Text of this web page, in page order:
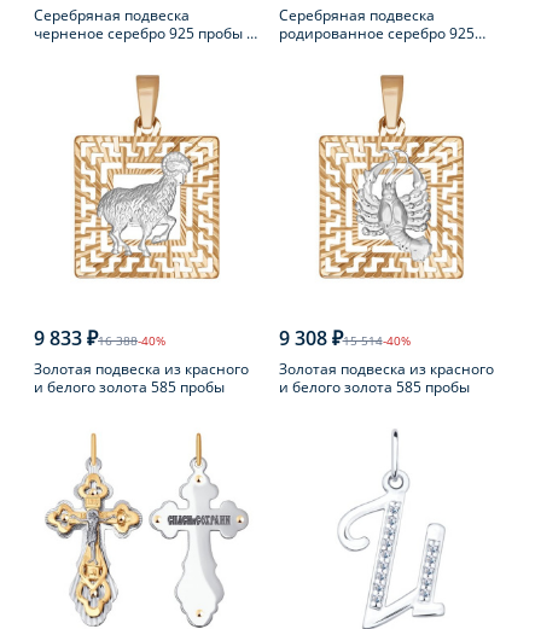
Серебряная подвеска
черненое серебро 925 пробы с
Серебряная подвеска
родированное серебро 925
9 833 ₽16 388-40%
Золотая подвеска из красного
и белого золота 585 пробы
9 308 ₽15 514-40%
Золотая подвеска из красного
и белого золота 585 пробы